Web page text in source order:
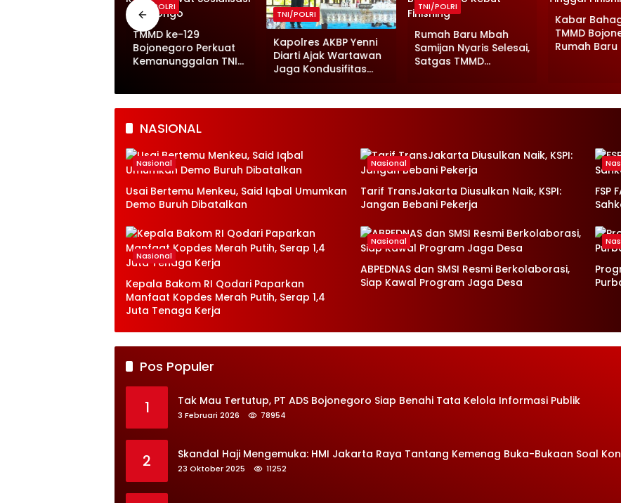
TNI/POLRI
TMMD ke-129
Bojonegoro Perkuat
Kemanunggalan TNI
TNI/POLRI
Kapolres AKBP Yenni
Diarti Ajak Wartawan
Jaga Kondusifitas
TNI/POLRI
Rumah Baru Mbah
Samijan Nyaris Selesai,
Satgas TMMD
Kabar
TMMD
Rumah Baru
NASIONAL
Nasional
Usai Bertemu Menkeu, Said Iqbal Umumkan
Demo Buruh Dibatalkan
Nasional
Tarif TransJakarta Diusulkan Naik, KSPI:
Jangan Bebani Pekerja
FSP
Nasional
Kepala Bakom RI Qodari Paparkan
Manfaat Kopdes Merah Putih, Serap 1,4
Juta Tenaga Kerja
Nasional
ABPEDNAS dan SMSI Resmi Berkolaborasi,
Siap Kawal Program Jaga Desa
Pos Populer
1 Tak Mau Tertutup, PT ADS Bojonegoro Siap Benahi Tata Kelola Informasi Publik
3 Februari 2026 78954
2 Skandal Haji Mengemuka: HMI Jakarta Raya Tantang Kemenag Buka-Bukaan Soal
23 Oktober 2025 11252